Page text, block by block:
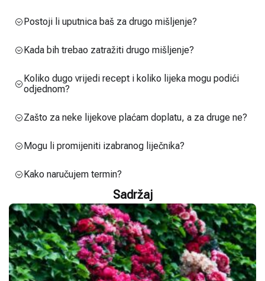
Postoji li uputnica baš za drugo mišljenje?
Kada bih trebao zatražiti drugo mišljenje?
Koliko dugo vrijedi recept i koliko lijeka mogu podići
odjednom?
Zašto za neke lijekove plaćam doplatu, a za druge ne?
Mogu li promijeniti izabranog liječnika?
Kako naručujem termin?
Sadržaj